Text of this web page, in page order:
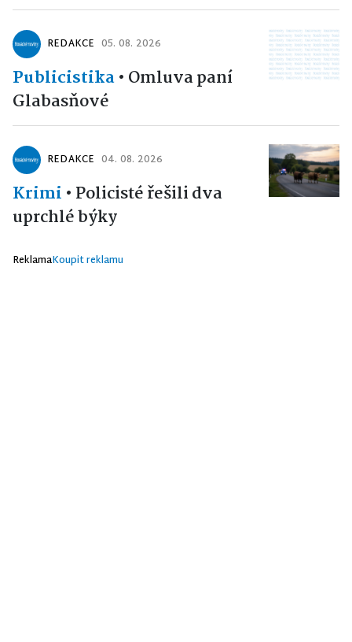
REDAKCE 05. 08. 2026
Publicistika• Omluva paní
Glabasňové
REDAKCE 04. 08. 2026
Krimi • Policisté řešili dva
uprchlé býky
ReklamaKoupit reklamu